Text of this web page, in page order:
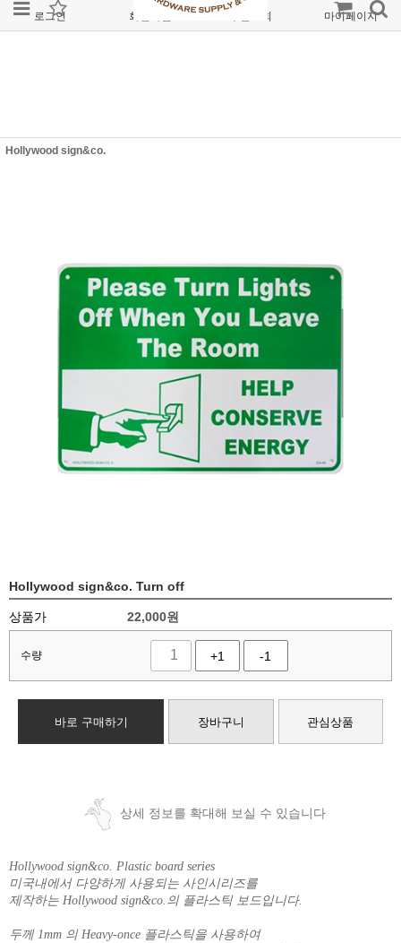
로그인 회원가입 주문조회 마이페이지
Hollywood sign&co.
Hollywood sign&co. Turn off
상품가 22,000원
수량 +1 -1
바로 구매하기 장바구니 관심상품
상세 정보를 확대해 보실 수 있습니다
Hollywood sign&co. Plastic board series
미국내에서 다양하게 사용되는 사인시리즈를
제작하는 Hollywood sign&co.의 플라스틱 보드입니다.
두께 1mm 의 Heavy-once 플라스틱을 사용하여